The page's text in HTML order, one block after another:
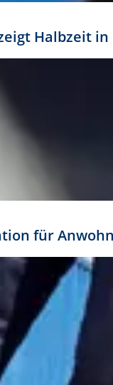
Halbzeit
für